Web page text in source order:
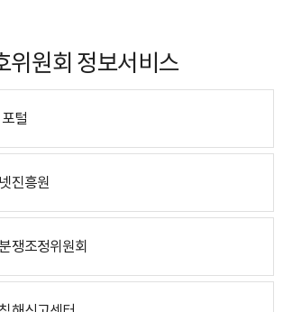
위원회 정보서비스
털
진흥원
쟁조정위원회